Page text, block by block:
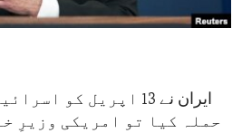
ایران نے 13 اپریل کو
حملہ کیا تو امریکی وزیرِ